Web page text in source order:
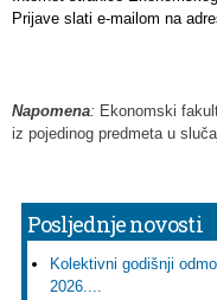
Prijave slati e-mailom na
Napomena: Ekonomski
iz pojedinog predmeta u
Posljednje novosti
Kolektivni godišnji
2026....